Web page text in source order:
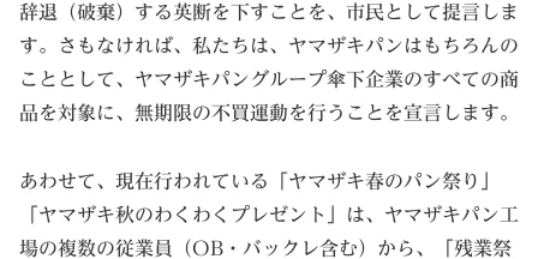
辞退（破棄）する英断を下すことを、市民として提言しま
す。さもなければ、私たちは、ヤマザキパンはもちろんの
こととして、ヤマザキパングループ傘下企業のすべての商
品を対象に、無期限の不買運動を行うことを宣言します。
あわせて、現在行われている「ヤマザキ春のパン祭り」
「ヤマザキ秋のわくわくプレゼント」は、ヤマザキパン工
場の複数の従業員（OB・バックレ含む）から、「残業祭